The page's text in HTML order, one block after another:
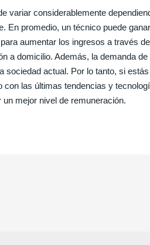
variar considerablemente
En promedio, un técnico puede
aumentar los ingresos a través
a domicilio. Además, la demanda
actual. Por lo tanto, si
las últimas tendencias y
mejor nivel de remuneración.